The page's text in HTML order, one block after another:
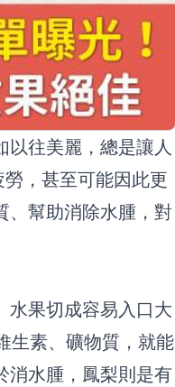
以往美麗，總是讓人
，甚至可能因此更
、幫助消除水腫，對
水果切成容易入口大
生素、礦物質，就能
消水腫，鳳梨則是有